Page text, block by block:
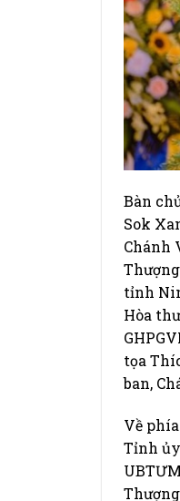
Bàn
Sok
Chánh
tỉnh
Hòa
tọa
ban,
Về
Tỉnh